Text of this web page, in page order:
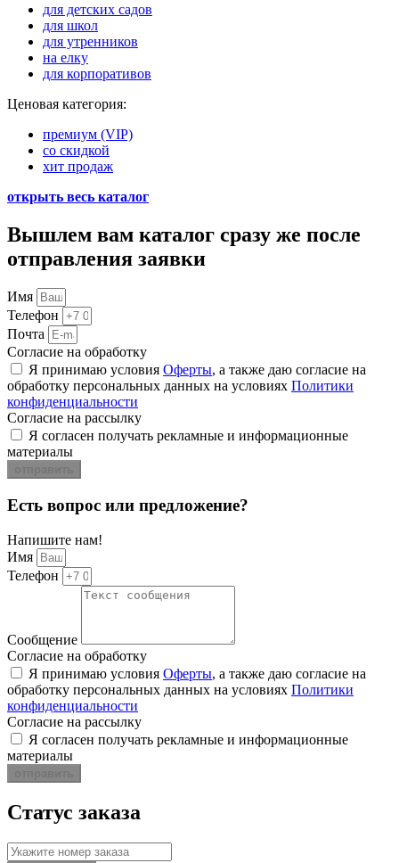
для детских садов
для школ
для утренников
на елку
для корпоративов
Ценовая категория:
премиум (VIP)
со скидкой
хит продаж
открыть весь каталог
Вышлем вам каталог сразу же после
отправления заявки
Имя
Телефон
Почта
Согласие на обработку
Я принимаю условия Оферты, а также даю согласие на
обработку персональных данных на условиях Политики
конфиденциальности
Согласие на рассылку
Я согласен получать рекламные и информационные
материалы
Есть вопрос или предложение?
Напишите нам!
Имя
Телефон
Сообщение
Согласие на обработку
Я принимаю условия Оферты, а также даю согласие на
обработку персональных данных на условиях Политики
конфиденциальности
Согласие на рассылку
Я согласен получать рекламные и информационные
материалы
Статус заказа